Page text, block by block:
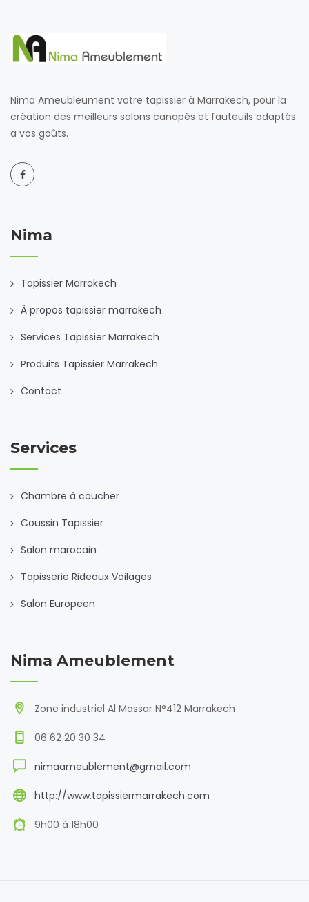
Nima Ameubleument votre tapissier à Marrakech, pour la
création des meilleurs salons canapés et fauteuils adaptés
a vos goûts.
Nima
Tapissier Marrakech
À propos tapissier marrakech
Services Tapissier Marrakech
Produits Tapissier Marrakech
Contact
Services
Chambre à coucher
Coussin Tapissier
Salon marocain
Tapisserie Rideaux Voilages
Salon Europeen
Nima Ameublement
Zone industriel Al Massar N°412 Marrakech
06 62 20 30 34
nimaameublement@gmail.com
http://www.tapissiermarrakech.com
9h00 à 18h00